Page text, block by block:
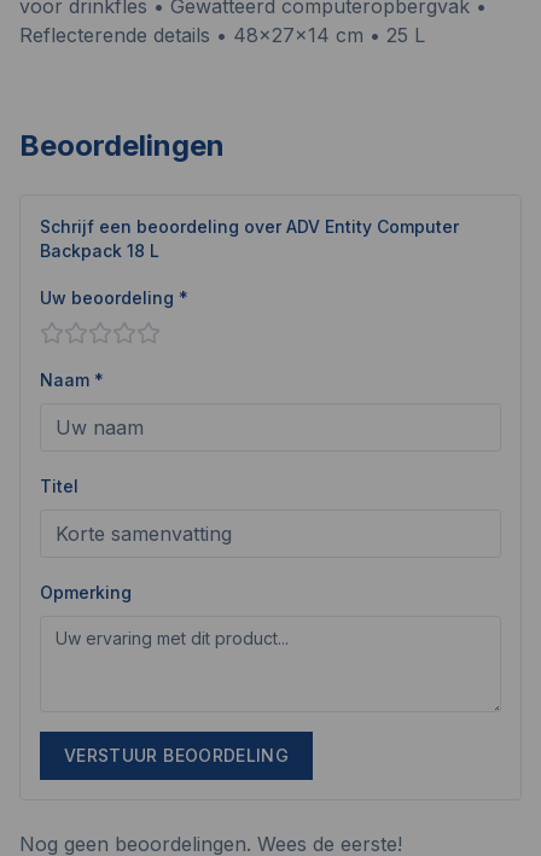
voor drinkfles • Gewatteerd computeropbergvak •
Reflecterende details • 48x27x14 cm • 25 L
Beoordelingen
Schrijf een beoordeling over ADV Entity Computer
Backpack 18 L
Uw beoordeling *
Naam *
Titel
Opmerking
VERSTUUR BEOORDELING
Nog geen beoordelingen. Wees de eerste!